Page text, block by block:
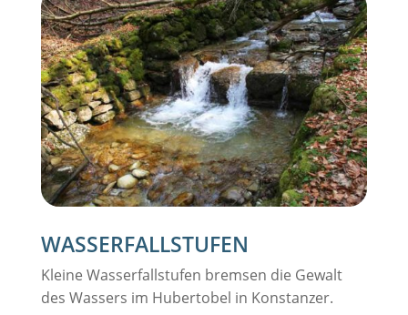
WASSERFALLSTUFEN
Kleine Wasserfallstufen bremsen die Gewalt
des Wassers im Hubertobel in Konstanzer.